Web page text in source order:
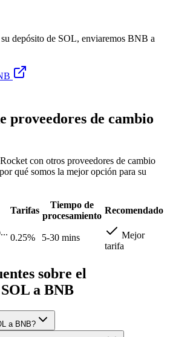
depósito de SOL, enviaremos BNB a
proveedores de cambio
con otros proveedores de cambio
qué somos la mejor opción para su
Tarifas
Tiempo de
procesamiento
Recomendado
0.25% 5-30 mins
Mejor
tarifa
sobre el
a BNB
a BNB?